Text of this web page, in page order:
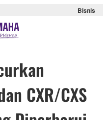
Bisnis
CXR/CXS